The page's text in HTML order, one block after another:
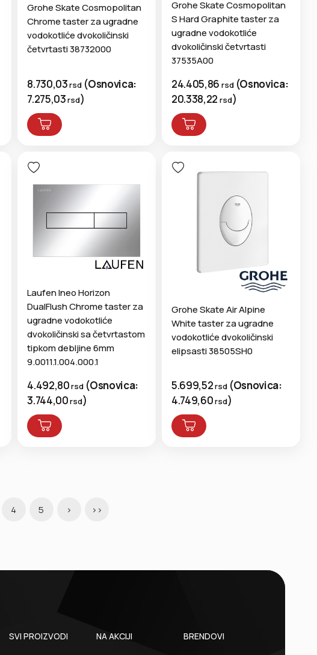
Grohe Skate Cosmopolitan
Chrome taster za ugradne
vodokotliće dvokoličinski
četvrtasti 38732000
8.730,03rsd (Osnovica:
7.275,03rsd)
Grohe Skate Cosmopolitan
S Hard Graphite taster za
ugradne vodokotliće
dvokoličinski četvrtasti
37535A00
24.405,86 rsd (Osnovica:
20.338,22 rsd)
Laufen Ineo Horizon
DualFlush Chrome taster za
ugradne vodokotliće
dvokoličinski sa četvrtastom
tipkom debljine 6mm
9.0011.1.004.000.1
4.492,80rsd (Osnovica:
3.744,00rsd)
Grohe Skate Air Alpine
White taster za ugradne
vodokotliće dvokoličinski
elipsasti 38505SH0
5.699,52rsd (Osnovica:
4.749,60rsd)
4 5 > >>
SVI PROIZVODI NA AKCIJI BRENDOVI